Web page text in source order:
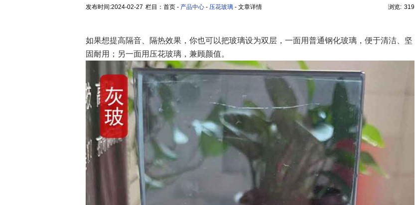
发布时间:2024-02-27 栏目：首页 - 产品中心 - 压花玻璃 - 文章详情 浏览: 319
如果想提高隔音、隔热效果，你也可以把玻璃设为双层，一面用普通钢化玻璃，便于清洁、坚
固耐用；另一面用压花玻璃，兼顾颜值。